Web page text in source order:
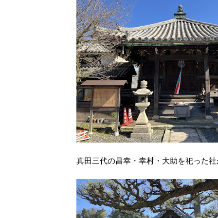
真田三代の昌幸・幸村・大助を祀った